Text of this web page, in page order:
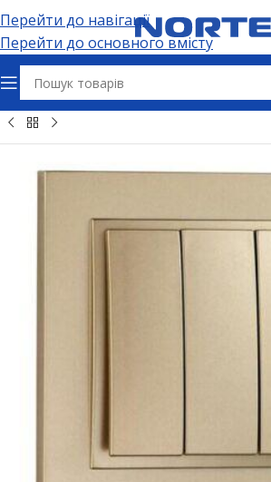
Перейти до навігації
Перейти до основного вмісту
Головна Електрофурнітура